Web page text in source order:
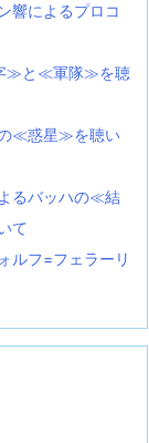
響によるプロコ
≫と≪軍隊≫を聴
の≪惑星≫を聴い
るバッハの≪結
て
ルフ=フェラーリ